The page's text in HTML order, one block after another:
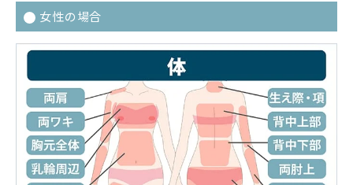
女性の場合